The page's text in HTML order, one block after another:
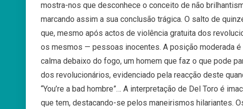
mostra-nos que desconhece o conceito de não
marcando assim a sua conclusão trágica. O salto de
que, mesmo após actos de violência gratuita dos
os mesmos — pessoas inocentes. A posição moderada é
calma debaixo do fogo, um homem que faz o que pode
dos revolucionários, evidenciado pela reacção deste
“You’re a bad hombre”… A interpretação de Del Toro é
que tem, destacando-se pelos maneirismos hilariantes.